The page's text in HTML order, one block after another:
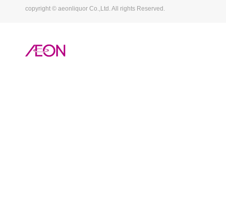
copyright © aeonliquor Co.,Ltd. All rights Reserved.